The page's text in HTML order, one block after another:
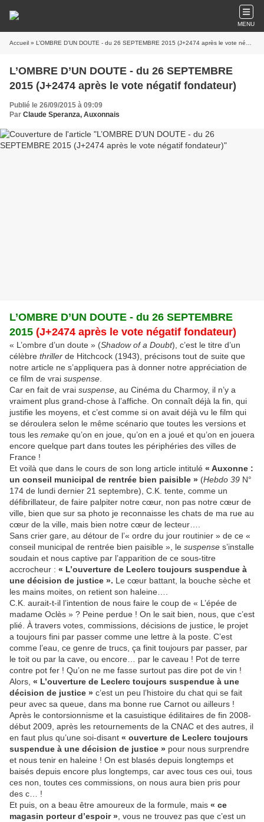
MENU
Accueil » L’OMBRE D’UN DOUTE - du 26 SEPTEMBRE 2015 (J+2474 après le vote négatif fondateur)
L’OMBRE D’UN DOUTE - du 26 SEPTEMBRE
2015 (J+2474 après le vote négatif fondateur)
Publié le 26/09/2015 à 09:09
Par Claude Speranza, Auxonnais
L’OMBRE D’UN DOUTE - du 26 SEPTEMBRE
2015 (J+2474 après le vote négatif fondateur)
« L’ombre d’un doute » (Shadow of a Doubt), c’est le titre d’un
célèbre thriller de Hitchcock (1943), précisons tout de suite que
notre article ne s’appliquera pas à donner notre appréciation de
ce film de vrai suspense
Car en fait de vrai suspense , au Cinéma du Charmoy, il n’y a
vraiment plus grand-chose à l’affiche. On connaît déjà la fin, qui
justifie les moyens, et c’est comme si on avait déjà vu le film qui
se déroulera selon le même scénario que toutes les versions et
tous les remake qu’on en joue, qu’on en a joué et qu’on en jouera
encore quelque part dans toutes les périphéries des villes de
France !
Et voilà que dans le cours de son long article intitulé « Auxonne :
un conseil municipal de rentrée bien paisible » (Hebdo 39 N°
174 de lundi dernier 21 septembre), C.K. tente, comme un
défibrillateur, de faire palpiter notre cœur, non pas notre cœur de
ville, bien que sur sa photo je reconnaisse les chats de ma rue au
cœur de la ville, mais bien notre cœur de lecteur….
Sans crier gare, au détour de l’« ordre du jour routinier » de ce «
conseil municipal de rentrée bien paisible », le suspense s’installe
soudain et nous captive par l’apparition de ce sous-titre
accrocheur : « L’ouverture de Leclerc toujours suspendue à
une décision de justice ». Le cœur battant, la bouche sèche et
les mains moites, on retient son haleine….
C.K. aurait-t-il l’intention de nous faire le coup de « L’épée de
madame Oclès » ? Peine perdue ! On le sait bien, nous, que c’est
plié. À travers votes, commissions, décisions de justice, le projet
a toujours fini par passer comme une lettre à la poste. C’est
comme l’eau, ce genre de trucs, ça finit toujours par passer, par
le toit ou par la cave, ou encore… par le caveau ! Pot de terre
contre pot fer ! Qu’on ne me fasse surtout pas dire pot de vin !
Alors, « L’ouverture de Leclerc toujours suspendue à une
décision de justice » c’est un peu l’histoire du chat qui se fait
peur avec sa queue, dans ma bonne rue Carnot ou ailleurs !
Après le contorsionnisme et la casuistique édilitaires de fin 2008-
début 2009, après les retournements de la CNAC et des autres, il
en faut plus qu’une soi-disant « ouverture de Leclerc toujours
suspendue à une décision de justice » pour nous surprendre
et nous tenir en haleine ! On est blasés depuis longtemps et
baisés depuis encore plus longtemps, car avec tous ces oui, tous
ces non, toutes ces commissions, on nous aura bien pris pour
des c… !
Et puis, on a beau être amoureux de la formule, mais « ce
magasin porteur d’espoir » , vous ne trouvez pas que c’est un